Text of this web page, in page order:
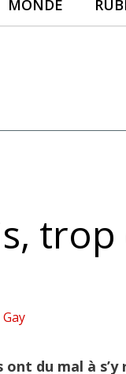
MONDE
du mal à